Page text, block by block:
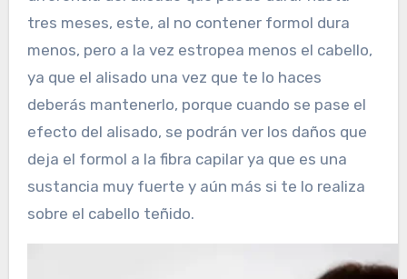
tres meses, este, al no contener formol dura
menos, pero a la vez estropea menos el cabello,
ya que el alisado una vez que te lo haces
deberás mantenerlo, porque cuando se pase el
efecto del alisado, se podrán ver los daños que
deja el formol a la fibra capilar ya que es una
sustancia muy fuerte y aún más si te lo realiza
sobre el cabello teñido.